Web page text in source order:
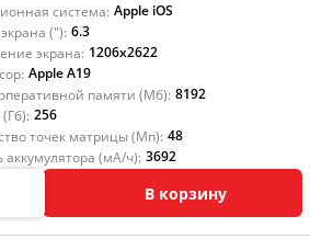
система: Apple iOS
("): 6.3
экрана: 1206x2622
Apple A19
памяти (Мб): 8192
256
точек матрицы (Мп): 48
аккумулятора (мА/ч): 3692
В корзину